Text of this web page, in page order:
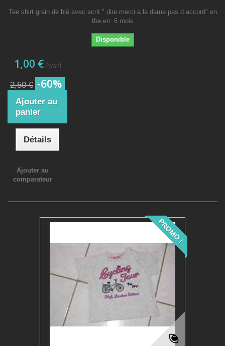
Tee shirt grain de blé avec ecrit " dire merci a la dame pas d accord" en
tbe en 6 mois
Disponible
1,00 € Avant
2,50 € -60%
Ajouter au
panier
Détails
Ajouter au
comparateur
PROMO !